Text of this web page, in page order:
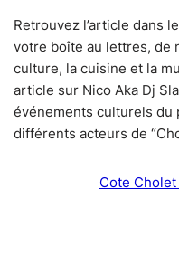
Retrouvez l’article dans
votre boîte au lettres, de
culture, la cuisine et la
article sur Nico Aka Dj
événements culturels du
différents acteurs de
Cote